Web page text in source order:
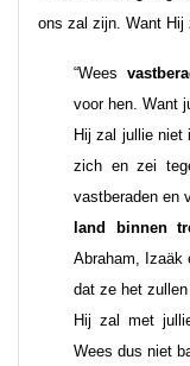
ons zal zijn. Want Hij
“Wees
voor hen. Want
Hij zal jullie niet
zich en zei
vastberaden en
land binnen
Abraham, Izaäk
dat ze het
Hij zal met
Wees dus niet